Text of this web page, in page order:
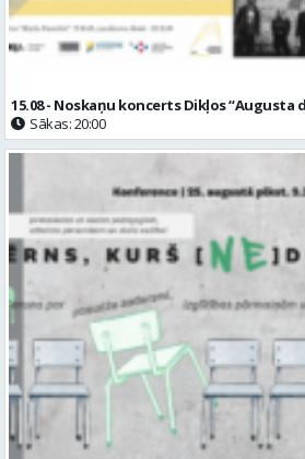
15.08 - Noskaņu koncerts Dikļos “Augusta
Sākas: 20:00